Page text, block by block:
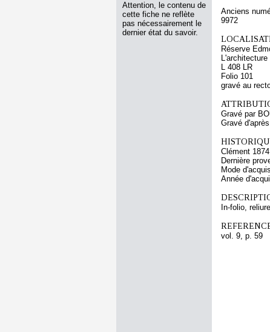
Attention, le contenu de
cette fiche ne reflète
pas nécessairement le
dernier état du savoir.
Anciens
9972
Réserve
L 408 LR
Folio 101
gravé au
Gravé par
Gravé
Clément 1874
Dernière
Mode
Année
In-folio,
vol. 9, p. 59